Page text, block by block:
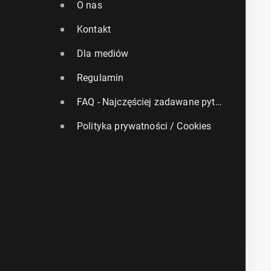
O nas
Kontakt
Dla mediów
Regulamin
FAQ - Najczęściej zadawane pytania
Polityka prywatności / Cookies